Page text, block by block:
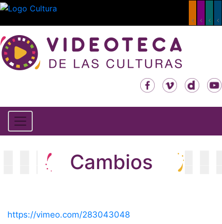
Pasar al contenido principal
Se encuentra usted aquí
Cambios
https://vimeo.com/283043048